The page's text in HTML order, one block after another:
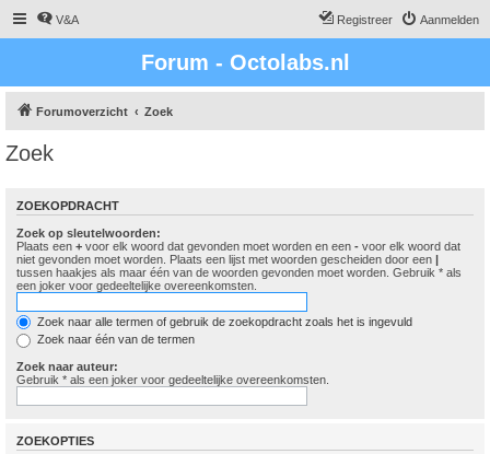
V&A Aanmelden
Registreer
Forum - Octolabs.nl
Forumoverzicht Zoek
Zoek
ZOEKOPDRACHT
Zoek op sleutelwoorden:
Plaats een + voor elk woord dat gevonden moet worden en een - voor elk woord dat
niet gevonden moet worden. Plaats een lijst met woorden gescheiden door een |
tussen haakjes als maar één van de woorden gevonden moet worden. Gebruik * als
een joker voor gedeeltelijke overeenkomsten.
Zoek naar alle termen of gebruik de zoekopdracht zoals het is ingevuld
Zoek naar één van de termen
Zoek naar auteur:
Gebruik * als een joker voor gedeeltelijke overeenkomsten.
ZOEKOPTIES